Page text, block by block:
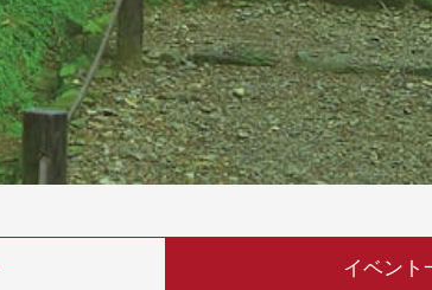
イベント